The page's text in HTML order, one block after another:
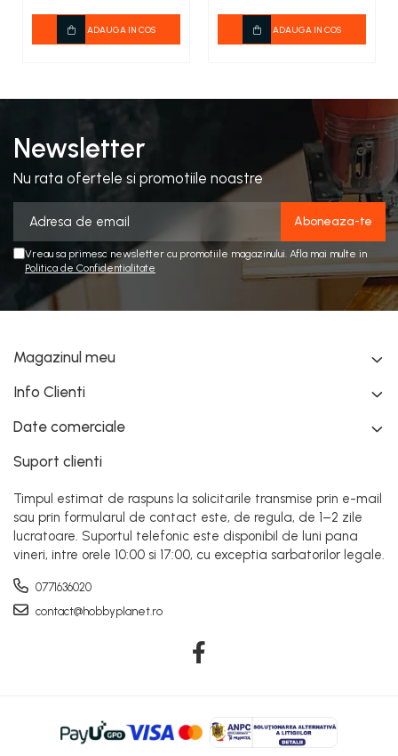
ADAUGA IN COS ADAUGA IN COS
Newsletter
Nu rata ofertele si promotiile noastre
Vreau sa primesc newsletter cu promotiile magazinului. Afla mai multe in
Politica de Confidentialitate
Magazinul meu
Info Clienti
Date comerciale
Suport clienti
Timpul estimat de raspuns la solicitarile transmise prin e-mail
sau prin formularul de contact este, de regula, de 1–2 zile
lucratoare. Suportul telefonic este disponibil de luni pana
vineri, intre orele 10:00 si 17:00, cu exceptia sarbatorilor legale.
0771636020
contact@hobbyplanet.ro